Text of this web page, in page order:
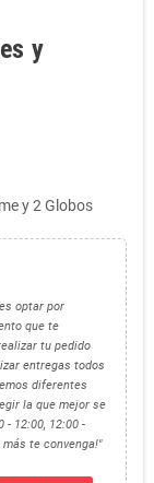
y
y 2 Globos
optar por
que te
tu pedido
entregas todos
diferentes
la que mejor se
12:00, 12:00 -
más te convenga!"